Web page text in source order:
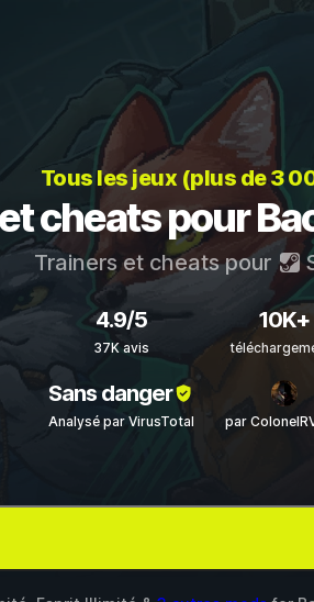
Tous les jeux (plus de 3
cheats pour
Trainers et cheats pour
4.9/5
37K avis
10K+
Sans danger
Analysé par VirusTotal par